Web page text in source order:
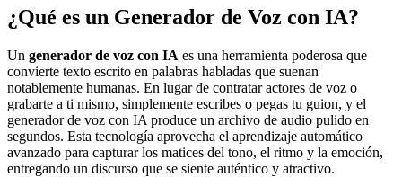
¿Qué es un Generador de Voz con IA?
Un generador de voz con IA es una herramienta poderosa que
convierte texto escrito en palabras habladas que suenan
notablemente humanas. En lugar de contratar actores de voz o
grabarte a ti mismo, simplemente escribes o pegas tu guion, y el
generador de voz con IA produce un archivo de audio pulido en
segundos. Esta tecnología aprovecha el aprendizaje automático
avanzado para capturar los matices del tono, el ritmo y la emoción,
entregando un discurso que se siente auténtico y atractivo.